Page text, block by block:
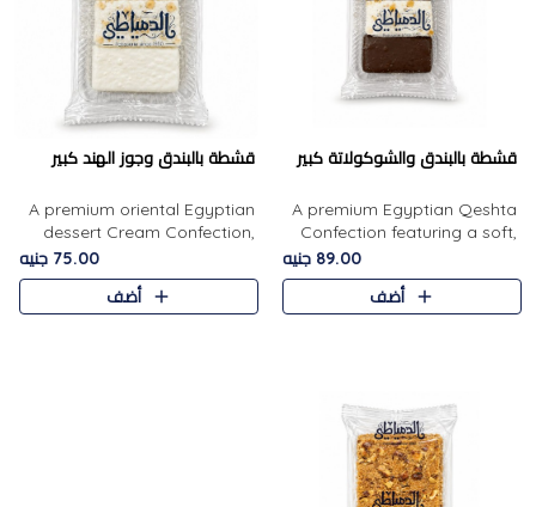
قشطة بالبندق والشوكولاتة كبير
A premium Egyptian Qeshta
Confection featuring a soft,
creamy texture paired with a
rich layer of premium
chocolate and the distinctive
89.00 جنيه
أضف
قشطة بالبندق وجوز الهند كبير
A premium oriental Egyptian
dessert Cream Confection,
featuring a soft, creamy
texture and the distinctive
flavor of roasted hazelnuts.
75.00 جنيه
أضف